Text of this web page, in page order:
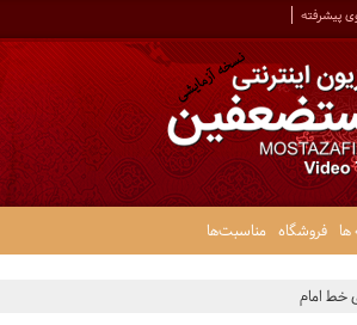
پیشرفته
ها فروشگاه مناسبت‌ها
خط امام